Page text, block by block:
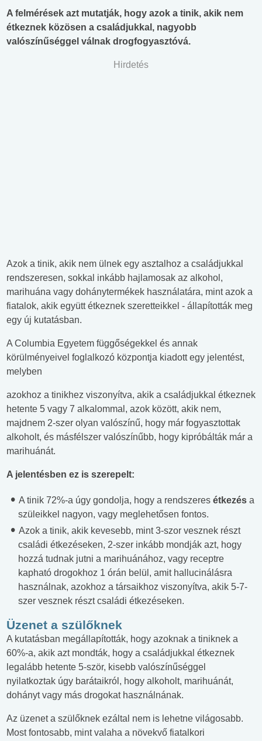
A felmérések azt mutatják, hogy azok a tinik, akik nem
étkeznek közösen a családjukkal, nagyobb
valószínűséggel válnak drogfogyasztóvá.
Hirdetés
Azok a tinik, akik nem ülnek egy asztalhoz a családjukkal
rendszeresen, sokkal inkább hajlamosak az alkohol,
marihuána vagy dohánytermékek használatára, mint azok a
fiatalok, akik együtt étkeznek szeretteikkel - állapították meg
egy új kutatásban.
A Columbia Egyetem függőségekkel és annak
körülményeivel foglalkozó központja kiadott egy jelentést,
melyben
azokhoz a tinikhez viszonyítva, akik a családjukkal étkeznek
hetente 5 vagy 7 alkalommal, azok között, akik nem,
majdnem 2-szer olyan valószínű, hogy már fogyasztottak
alkoholt, és másfélszer valószínűbb, hogy kipróbálták már a
marihuánát.
A jelentésben ez is szerepelt:
A tinik 72%-a úgy gondolja, hogy a rendszeres étkezés a
szüleikkel nagyon, vagy meglehetősen fontos.
Azok a tinik, akik kevesebb, mint 3-szor vesznek részt
családi étkezéseken, 2-szer inkább mondják azt, hogy
hozzá tudnak jutni a marihuánához, vagy receptre
kapható drogokhoz 1 órán belül, amit hallucinálásra
használnak, azokhoz a társaikhoz viszonyítva, akik 5-7-
szer vesznek részt családi étkezéseken.
Üzenet a szülőknek
A kutatásban megállapították, hogy azoknak a tiniknek a
60%-a, akik azt mondták, hogy a családjukkal étkeznek
legalább hetente 5-ször, kisebb valószínűséggel
nyilatkoztak úgy barátaikról, hogy alkoholt, marihuánát,
dohányt vagy más drogokat használnának.
Az üzenet a szülőknek ezáltal nem is lehetne világosabb.
Most fontosabb, mint valaha a növekvő fiatalkori